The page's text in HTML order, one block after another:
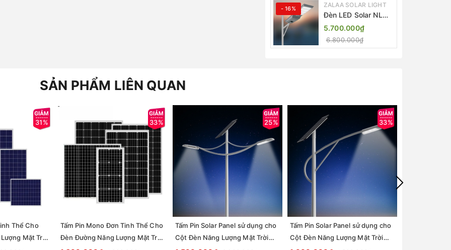
- 16% ZALAA SOLAR LIGHT
Đèn LED Solar NLMT
Liền Thể ZKC-TG
25W All in One |
ZALAA Street Light
5.700.000₫
6.800.000₫
SẢN PHẨM LIÊN QUAN
31%
Thể Cho
Mặt Trời
33%
Tấm Pin Mono Đơn Tinh Thể Cho
Đèn Đường Năng Lượng Mặt Trời
25%
Tấm Pin Solar Panel sử dụng cho
Cột Đèn Năng Lượng Mặt Trời
33%
Tấm Pin Solar Panel sử dụng cho
Cột Đèn Năng Lượng Mặt Trời